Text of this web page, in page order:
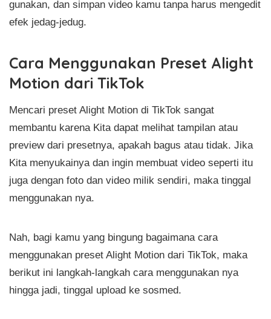
gunakan, dan simpan video kamu tanpa harus mengedit
efek jedag-jedug.
Cara Menggunakan Preset Alight
Motion dari TikTok
Mencari preset Alight Motion di TikTok sangat
membantu karena Kita dapat melihat tampilan atau
preview dari presetnya, apakah bagus atau tidak. Jika
Kita menyukainya dan ingin membuat video seperti itu
juga dengan foto dan video milik sendiri, maka tinggal
menggunakan nya.
Nah, bagi kamu yang bingung bagaimana cara
menggunakan preset Alight Motion dari TikTok, maka
berikut ini langkah-langkah cara menggunakan nya
hingga jadi, tinggal upload ke sosmed.